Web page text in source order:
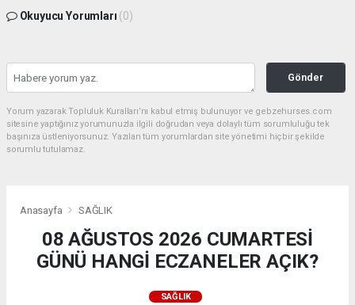
Okuyucu Yorumları (0)
Gönder
Yorum yazarak Topluluk Kuralları’nı kabul etmiş bulunuyor ve gebzehurses.com
sitesine yaptığınız yorumunuzla ilgili doğrudan veya dolaylı tüm sorumluluğu tek
başınıza üstleniyorsunuz. Yazılan tüm yorumlardan site yönetimi hiçbir şekilde
sorumlu tutulamaz.
Anasayfa SAĞLIK
08 AĞUSTOS 2026 CUMARTESİ
GÜNÜ HANGİ ECZANELER AÇIK?
SAĞLIK